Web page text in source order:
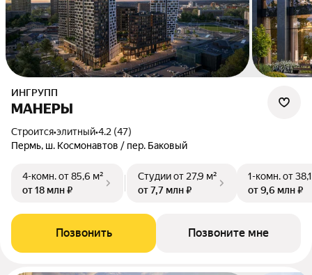
ИНГРУПП
МАНЕРЫ
Строится•элитный•4.2 (47)
Пермь, ш. Космонавтов / пер. Баковый
4-комн.от 85,6 м²
от 18 млн ₽
Студииот 27,9 м²
от 7,7 млн ₽
1-комн.от
от 9,6 млн ₽
Позвонить Позвоните мне